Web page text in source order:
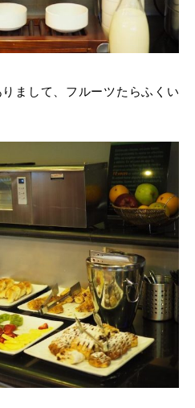
まして、フルーツたらふくい